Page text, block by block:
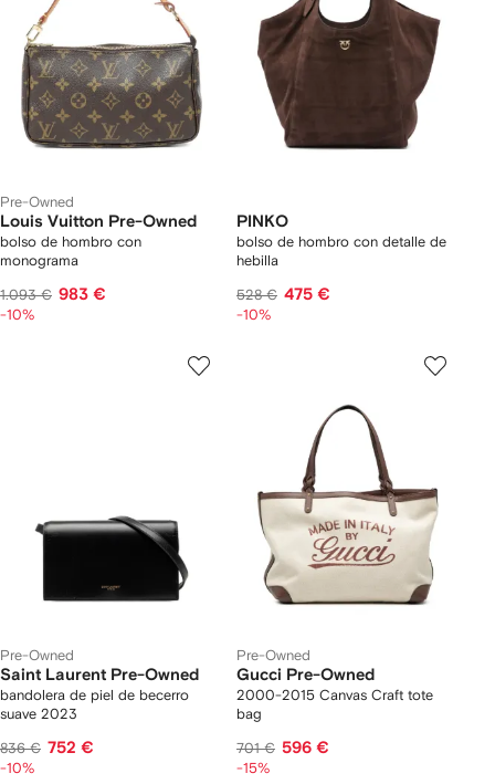
Pre-Owned
Louis Vuitton Pre-Owned
bolso de hombro con
monograma
1.093 € 983 €
-10%
PINKO
bolso de hombro con detalle de
hebilla
528 € 475 €
-10%
Pre-Owned
Saint Laurent Pre-Owned
bandolera de piel de becerro
suave 2023
836 € 752 €
-10%
Pre-Owned
Gucci Pre-Owned
2000-2015 Canvas Craft tote
bag
701 € 596 €
-15%